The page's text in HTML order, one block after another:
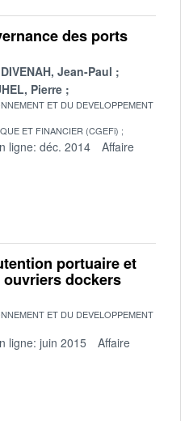
des ports
Jean-Paul
Pierre
ET DU DEVELOPPEMENT
ET FINANCIER (CGEFi)
ligne: déc. 2014
Affaire
portuaire et
dockers
ET DU DEVELOPPEMENT
ligne: juin 2015
Affaire